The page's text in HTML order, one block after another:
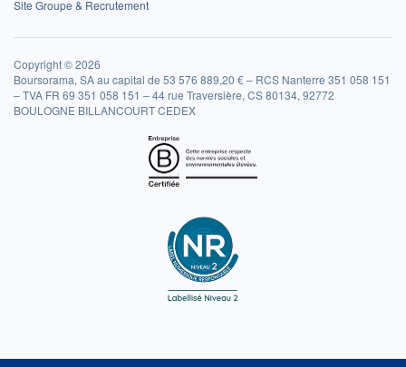
Site Groupe & Recrutement
Copyright © 2026
Boursorama, SA au capital de 53 576 889,20 € – RCS Nanterre 351 058 151
– TVA FR 69 351 058 151 – 44 rue Traversière, CS 80134, 92772
BOULOGNE BILLANCOURT CEDEX